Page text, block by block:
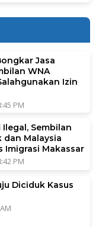
Jasa
WNA
Izin
PM
Sembilan
dan Malaysia
Imigrasi Makassar
PM
Diciduk Kasus